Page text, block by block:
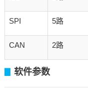
SPI 5路
CAN 2路
软件参数